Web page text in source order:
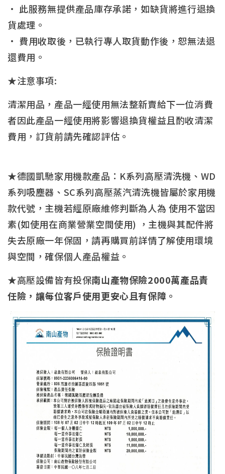
• 此服務無提供產品庫存承諾，如缺貨將進行退換
貨處理。
• 費用收取後，已執行專人取貨動作後，恕無法退
還費用。
★注意事項:
清潔用品，產品一經使用無法整新賣給下一位消費
者因此產品一經使用將影響退換貨權益且酌收清潔
費用，訂貨前請先確認評估。
★德國凱馳家用機款產品：K系列高壓清洗機、WD
系列吸塵器、SC系列高壓蒸汽清洗機皆屬於家用機
款代號，主機若經原廠維修判斷為人為 使用不當因
素(如使用在商業營業空間使用) ，主機與其配件將
失去原廠一年保固，請再購買前詳情了解使用環境
與空間，確保個人產品權益。
★高壓設備皆有投保南山產物保險2000萬產品責
任險，讓每位客戶使用更安心且有保障。